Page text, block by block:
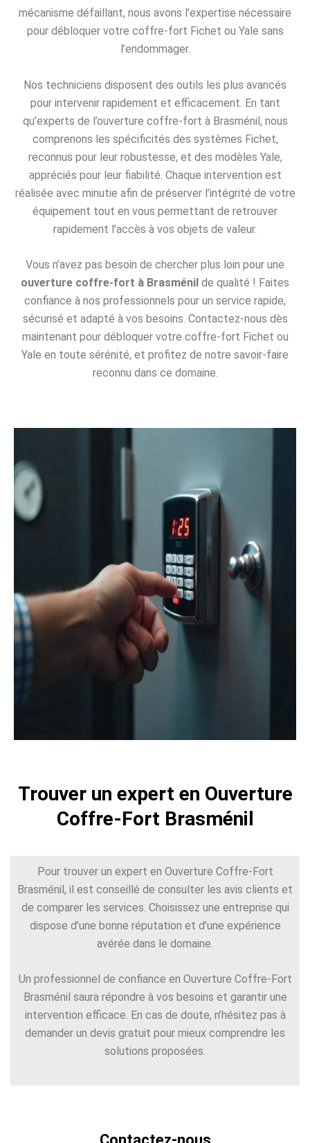
mécanisme défaillant, nous avons l’expertise nécessaire
pour débloquer votre coffre-fort Fichet ou Yale sans
l’endommager.
Nos techniciens disposent des outils les plus avancés
pour intervenir rapidement et efficacement. En tant
qu’experts de l’ouverture coffre-fort à Brasménil, nous
comprenons les spécificités des systèmes Fichet,
reconnus pour leur robustesse, et des modèles Yale,
appréciés pour leur fiabilité. Chaque intervention est
réalisée avec minutie afin de préserver l’intégrité de votre
équipement tout en vous permettant de retrouver
rapidement l’accès à vos objets de valeur.
Vous n’avez pas besoin de chercher plus loin pour une
ouverture coffre-fort à Brasménil de qualité ! Faites
confiance à nos professionnels pour un service rapide,
sécurisé et adapté à vos besoins. Contactez-nous dès
maintenant pour débloquer votre coffre-fort Fichet ou
Yale en toute sérénité, et profitez de notre savoir-faire
reconnu dans ce domaine.
Trouver un expert en Ouverture
Coffre-Fort Brasménil
Pour trouver un expert en Ouverture Coffre-Fort
Brasménil, il est conseillé de consulter les avis clients et
de comparer les services. Choisissez une entreprise qui
dispose d’une bonne réputation et d’une expérience
avérée dans le domaine.
Un professionnel de confiance en Ouverture Coffre-Fort
Brasménil saura répondre à vos besoins et garantir une
intervention efficace. En cas de doute, n’hésitez pas à
demander un devis gratuit pour mieux comprendre les
solutions proposées.